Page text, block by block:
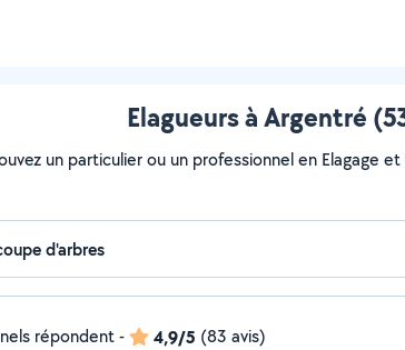
Elagueurs à Argentré
un particulier ou un professionnel en Elagage
répondent- 4,9/5 (83 avis)